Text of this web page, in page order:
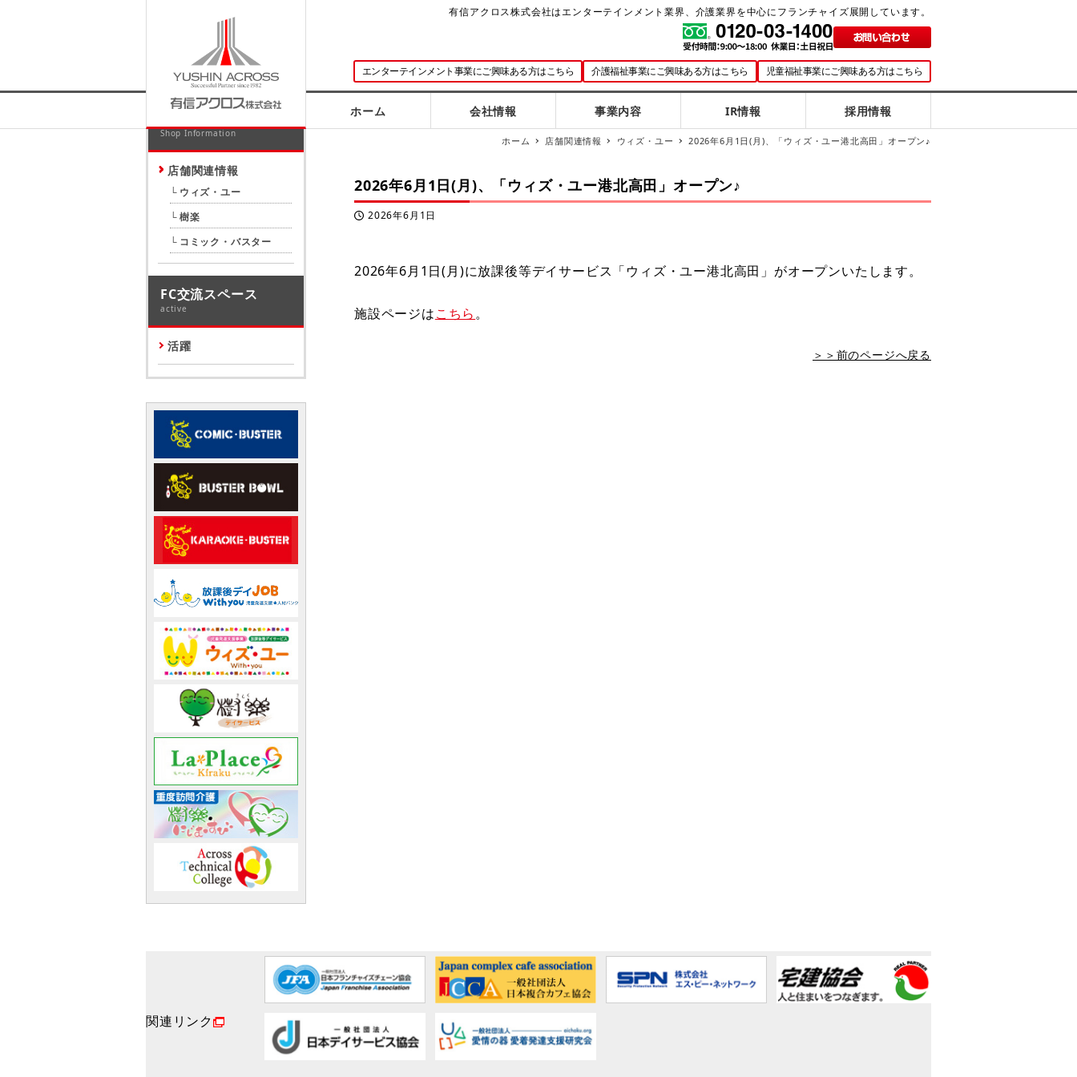
有信アクロス株式会社はエンターテインメント業界、介護業界を中心にフランチャイズ展開しています。
エンターテインメント事業にご興味ある方はこちら 介護福祉事業にご興味ある方はこちら 児童福祉事業にご興味ある方はこちら
ホーム 会社情報 事業内容 IR情報 採用情報
ホーム 店舗関連情報 ウィズ・ユー 2026年6月1日(月)、「ウィズ・ユー港北高田」オープン♪
2026年6月1日(月)、「ウィズ・ユー港北高田」オープン♪
投稿日2026年6月1日
2026年6月1日(月)に放課後等デイサービス「ウィズ・ユー港北高田」がオープンいたします。
施設ページはこちら。
＞＞前のページへ戻る
Shop Information
店舗関連情報
ウィズ・ユー
樹楽
コミック・バスター
FC交流スペース
active
活躍
関連リンク